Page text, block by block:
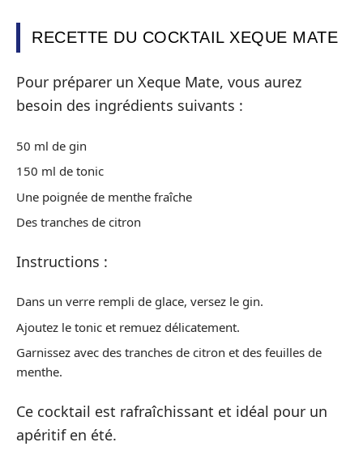
RECETTE DU COCKTAIL XEQUE MATE
Pour préparer un Xeque Mate, vous aurez
besoin des ingrédients suivants :
50 ml de gin
150 ml de tonic
Une poignée de menthe fraîche
Des tranches de citron
Instructions :
Dans un verre rempli de glace, versez le gin.
Ajoutez le tonic et remuez délicatement.
Garnissez avec des tranches de citron et des feuilles de
menthe.
Ce cocktail est rafraîchissant et idéal pour un
apéritif en été.